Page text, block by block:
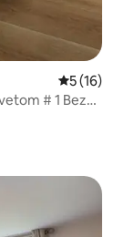
Prosječna
5 (16)
# 1 Bez